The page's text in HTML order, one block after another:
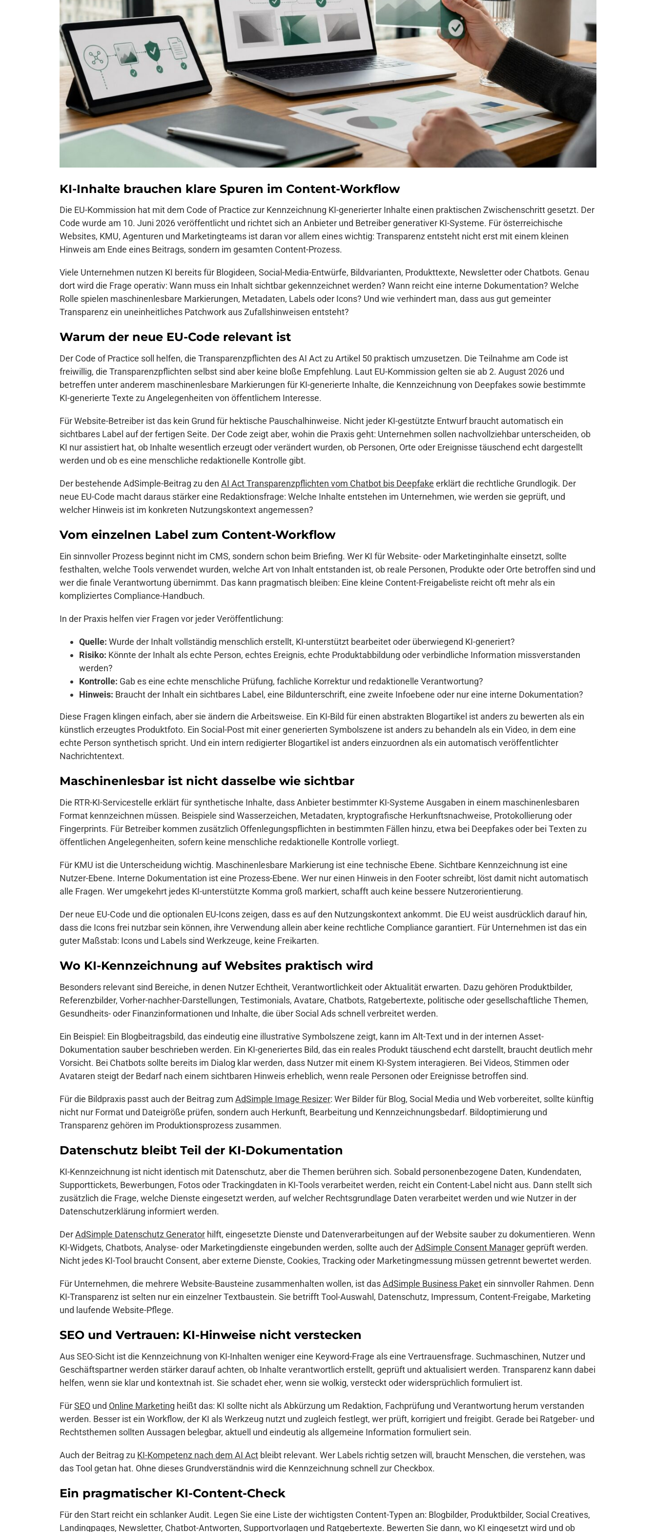
KI-Inhalte brauchen klare Spuren im Content-Workflow
Die EU-Kommission hat mit dem Code of Practice zur Kennzeichnung KI-generierter Inhalte einen praktischen Zwischenschritt gesetzt. Der
Code wurde am 10. Juni 2026 veröffentlicht und richtet sich an Anbieter und Betreiber generativer KI-Systeme. Für österreichische
Websites, KMU, Agenturen und Marketingteams ist daran vor allem eines wichtig: Transparenz entsteht nicht erst mit einem kleinen
Hinweis am Ende eines Beitrags, sondern im gesamten Content-Prozess.
Viele Unternehmen nutzen KI bereits für Blogideen, Social-Media-Entwürfe, Bildvarianten, Produkttexte, Newsletter oder Chatbots. Genau
dort wird die Frage operativ: Wann muss ein Inhalt sichtbar gekennzeichnet werden? Wann reicht eine interne Dokumentation? Welche
Rolle spielen maschinenlesbare Markierungen, Metadaten, Labels oder Icons? Und wie verhindert man, dass aus gut gemeinter
Transparenz ein uneinheitliches Patchwork aus Zufallshinweisen entsteht?
Warum der neue EU-Code relevant ist
Der Code of Practice soll helfen, die Transparenzpflichten des AI Act zu Artikel 50 praktisch umzusetzen. Die Teilnahme am Code ist
freiwillig, die Transparenzpflichten selbst sind aber keine bloße Empfehlung. Laut EU-Kommission gelten sie ab 2. August 2026 und
betreffen unter anderem maschinenlesbare Markierungen für KI-generierte Inhalte, die Kennzeichnung von Deepfakes sowie bestimmte
KI-generierte Texte zu Angelegenheiten von öffentlichem Interesse.
Für Website-Betreiber ist das kein Grund für hektische Pauschalhinweise. Nicht jeder KI-gestützte Entwurf braucht automatisch ein
sichtbares Label auf der fertigen Seite. Der Code zeigt aber, wohin die Praxis geht: Unternehmen sollen nachvollziehbar unterscheiden, ob
KI nur assistiert hat, ob Inhalte wesentlich erzeugt oder verändert wurden, ob Personen, Orte oder Ereignisse täuschend echt dargestellt
werden und ob es eine menschliche redaktionelle Kontrolle gibt.
Der bestehende AdSimple-Beitrag zu den AI Act Transparenzpflichten vom Chatbot bis Deepfake erklärt die rechtliche Grundlogik. Der
neue EU-Code macht daraus stärker eine Redaktionsfrage: Welche Inhalte entstehen im Unternehmen, wie werden sie geprüft, und
welcher Hinweis ist im konkreten Nutzungskontext angemessen?
Vom einzelnen Label zum Content-Workflow
Ein sinnvoller Prozess beginnt nicht im CMS, sondern schon beim Briefing. Wer KI für Website- oder Marketinginhalte einsetzt, sollte
festhalten, welche Tools verwendet wurden, welche Art von Inhalt entstanden ist, ob reale Personen, Produkte oder Orte betroffen sind und
wer die finale Verantwortung übernimmt. Das kann pragmatisch bleiben: Eine kleine Content-Freigabeliste reicht oft mehr als ein
kompliziertes Compliance-Handbuch.
In der Praxis helfen vier Fragen vor jeder Veröffentlichung:
Quelle: Wurde der Inhalt vollständig menschlich erstellt, KI-unterstützt bearbeitet oder überwiegend KI-generiert?
Risiko: Könnte der Inhalt als echte Person, echtes Ereignis, echte Produktabbildung oder verbindliche Information missverstanden
werden?
Kontrolle: Gab es eine echte menschliche Prüfung, fachliche Korrektur und redaktionelle Verantwortung?
Hinweis: Braucht der Inhalt ein sichtbares Label, eine Bildunterschrift, eine zweite Infoebene oder nur eine interne Dokumentation?
Diese Fragen klingen einfach, aber sie ändern die Arbeitsweise. Ein KI-Bild für einen abstrakten Blogartikel ist anders zu bewerten als ein
künstlich erzeugtes Produktfoto. Ein Social-Post mit einer generierten Symbolszene ist anders zu behandeln als ein Video, in dem eine
echte Person synthetisch spricht. Und ein intern redigierter Blogartikel ist anders einzuordnen als ein automatisch veröffentlichter
Nachrichtentext.
Maschinenlesbar ist nicht dasselbe wie sichtbar
Die RTR-KI-Servicestelle erklärt für synthetische Inhalte, dass Anbieter bestimmter KI-Systeme Ausgaben in einem maschinenlesbaren
Format kennzeichnen müssen. Beispiele sind Wasserzeichen, Metadaten, kryptografische Herkunftsnachweise, Protokollierung oder
Fingerprints. Für Betreiber kommen zusätzlich Offenlegungspflichten in bestimmten Fällen hinzu, etwa bei Deepfakes oder bei Texten zu
öffentlichen Angelegenheiten, sofern keine menschliche redaktionelle Kontrolle vorliegt.
Für KMU ist die Unterscheidung wichtig. Maschinenlesbare Markierung ist eine technische Ebene. Sichtbare Kennzeichnung ist eine
Nutzer-Ebene. Interne Dokumentation ist eine Prozess-Ebene. Wer nur einen Hinweis in den Footer schreibt, löst damit nicht automatisch
alle Fragen. Wer umgekehrt jedes KI-unterstützte Komma groß markiert, schafft auch keine bessere Nutzerorientierung.
Der neue EU-Code und die optionalen EU-Icons zeigen, dass es auf den Nutzungskontext ankommt. Die EU weist ausdrücklich darauf hin,
dass die Icons frei nutzbar sein können, ihre Verwendung allein aber keine rechtliche Compliance garantiert. Für Unternehmen ist das ein
guter Maßstab: Icons und Labels sind Werkzeuge, keine Freikarten.
Wo KI-Kennzeichnung auf Websites praktisch wird
Besonders relevant sind Bereiche, in denen Nutzer Echtheit, Verantwortlichkeit oder Aktualität erwarten. Dazu gehören Produktbilder,
Referenzbilder, Vorher-nachher-Darstellungen, Testimonials, Avatare, Chatbots, Ratgebertexte, politische oder gesellschaftliche Themen,
Gesundheits- oder Finanzinformationen und Inhalte, die über Social Ads schnell verbreitet werden.
Ein Beispiel: Ein Blogbeitragsbild, das eindeutig eine illustrative Symbolszene zeigt, kann im Alt-Text und in der internen Asset-
Dokumentation sauber beschrieben werden. Ein KI-generiertes Bild, das ein reales Produkt täuschend echt darstellt, braucht deutlich mehr
Vorsicht. Bei Chatbots sollte bereits im Dialog klar werden, dass Nutzer mit einem KI-System interagieren. Bei Videos, Stimmen oder
Avataren steigt der Bedarf nach einem sichtbaren Hinweis erheblich, wenn reale Personen oder Ereignisse betroffen sind.
Für die Bildpraxis passt auch der Beitrag zum AdSimple Image Resizer: Wer Bilder für Blog, Social Media und Web vorbereitet, sollte künftig
nicht nur Format und Dateigröße prüfen, sondern auch Herkunft, Bearbeitung und Kennzeichnungsbedarf. Bildoptimierung und
Transparenz gehören im Produktionsprozess zusammen.
Datenschutz bleibt Teil der KI-Dokumentation
KI-Kennzeichnung ist nicht identisch mit Datenschutz, aber die Themen berühren sich. Sobald personenbezogene Daten, Kundendaten,
Supporttickets, Bewerbungen, Fotos oder Trackingdaten in KI-Tools verarbeitet werden, reicht ein Content-Label nicht aus. Dann stellt sich
zusätzlich die Frage, welche Dienste eingesetzt werden, auf welcher Rechtsgrundlage Daten verarbeitet werden und wie Nutzer in der
Datenschutzerklärung informiert werden.
DerAdSimple Datenschutz Generator hilft, eingesetzte Dienste und Datenverarbeitungen auf der Website sauber zu dokumentieren. Wenn
KI-Widgets, Chatbots, Analyse- oder Marketingdienste eingebunden werden, sollte auch derAdSimple Consent Manager geprüft werden.
Nicht jedes KI-Tool braucht Consent, aber externe Dienste, Cookies, Tracking oder Marketingmessung müssen getrennt bewertet werden.
Für Unternehmen, die mehrere Website-Bausteine zusammenhalten wollen, ist dasAdSimple Business Paketein sinnvoller Rahmen. Denn
KI-Transparenz ist selten nur ein einzelner Textbaustein. Sie betrifft Tool-Auswahl, Datenschutz, Impressum, Content-Freigabe, Marketing
und laufende Website-Pflege.
SEO und Vertrauen: KI-Hinweise nicht verstecken
Aus SEO-Sicht ist die Kennzeichnung von KI-Inhalten weniger eine Keyword-Frage als eine Vertrauensfrage. Suchmaschinen, Nutzer und
Geschäftspartner werden stärker darauf achten, ob Inhalte verantwortlich erstellt, geprüft und aktualisiert werden. Transparenz kann dabei
helfen, wenn sie klar und kontextnah ist. Sie schadet eher, wenn sie wolkig, versteckt oder widersprüchlich formuliert ist.
FürSEO und Online Marketing heißt das: KI sollte nicht als Abkürzung um Redaktion, Fachprüfung und Verantwortung herum verstanden
werden. Besser ist ein Workflow, der KI als Werkzeug nutzt und zugleich festlegt, wer prüft, korrigiert und freigibt. Gerade bei Ratgeber- und
Rechtsthemen sollten Aussagen belegbar, aktuell und eindeutig als allgemeine Information formuliert sein.
Auch der Beitrag zu KI-Kompetenz nach dem AI Act bleibt relevant. Wer Labels richtig setzen will, braucht Menschen, die verstehen, was
das Tool getan hat. Ohne dieses Grundverständnis wird die Kennzeichnung schnell zur Checkbox.
Ein pragmatischer KI-Content-Check
Für den Start reicht ein schlanker Audit. Legen Sie eine Liste der wichtigsten Content-Typen an: Blogbilder, Produktbilder, Social Creatives,
Landingpages, Newsletter, Chatbot-Antworten, Supportvorlagen und Ratgebertexte. Bewerten Sie dann, wo KI eingesetzt wird und ob